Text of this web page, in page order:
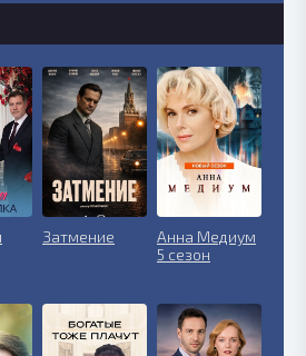
Затмение
Анна Медиум
5 сезон